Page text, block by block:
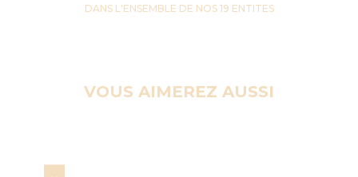
DANS L'ENSEMBLE DE NOS 19 ENTITES
VOUS AIMEREZ AUSSI